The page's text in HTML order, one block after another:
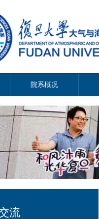
院系概况
流